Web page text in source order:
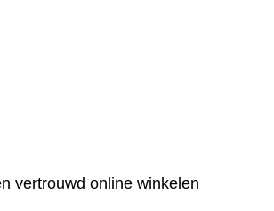
vertrouwd online winkelen